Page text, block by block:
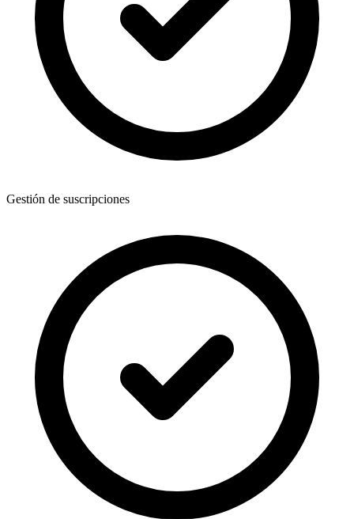
Gestión de suscripciones